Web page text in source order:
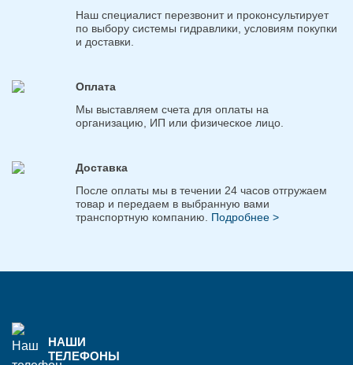
Наш специалист перезвонит и проконсультирует
по выбору системы гидравлики, условиям покупки
и доставки.
Оплата
Мы выставляем счета для оплаты на
организацию, ИП или физическое лицо.
Доставка
После оплаты мы в течении 24 часов отгружаем
товар и передаем в выбранную вами
транспортную компанию. Подробнее >
НАШИ
ТЕЛЕФОНЫ